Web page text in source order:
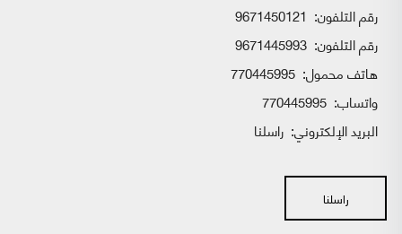
رقم التلفون: 9671450121
رقم التلفون: 9671445993
هاتف محمول: 770445995
واتساب:
البريد الإلكتروني: راسلنا
راسلنا